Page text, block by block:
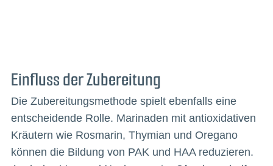
Einfluss der Zubereitung
Die Zubereitungsmethode spielt ebenfalls eine
entscheidende Rolle. Marinaden mit antioxidativen
Kräutern wie Rosmarin, Thymian und Oregano
können die Bildung von PAK und HAA reduzieren.